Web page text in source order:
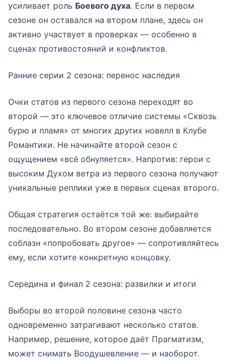
усиливает роль Боевого духа. Если в первом
сезоне он оставался на втором плане, здесь он
активно участвует в проверках — особенно в
сценах противостояний и конфликтов.
Ранние серии 2 сезона: перенос наследия
Очки статов из первого сезона переходят во
второй — это ключевое отличие системы «Сквозь
бурю и пламя» от многих других новелл в Клубе
Романтики. Не начинайте второй сезон с
ощущением «всё обнуляется». Напротив: герои с
высоким Духом ветра из первого сезона получают
уникальные реплики уже в первых сценах второго.
Общая стратегия остаётся той же: выбирайте
последовательно. Во втором сезоне добавляется
соблазн «попробовать другое» — сопротивляйтесь
ему, если хотите конкретную концовку.
Середина и финал 2 сезона: развилки и итоги
Выборы во второй половине сезона часто
одновременно затрагивают несколько статов.
Например, решение, которое даёт Прагматизм,
может снимать Воодушевление — и наоборот.